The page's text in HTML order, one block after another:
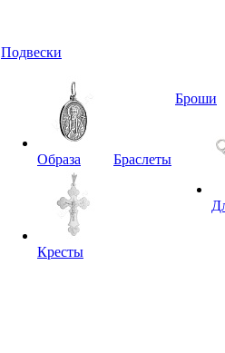
Подвески
Образа
Кресты
Браслеты
Броши